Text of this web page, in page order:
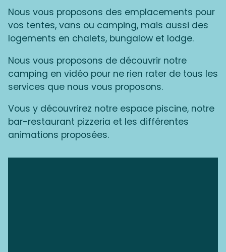
Nous vous proposons des emplacements pour
vos tentes, vans ou camping, mais aussi des
logements en chalets, bungalow et lodge.
Nous vous proposons de découvrir notre
camping en vidéo pour ne rien rater de tous les
services que nous vous proposons.
Vous y découvrirez notre espace piscine, notre
bar-restaurant pizzeria et les différentes
animations proposées.